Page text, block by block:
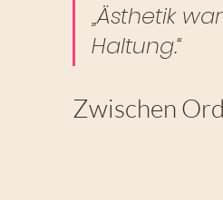
„Ästhetik
Haltung.“
Zwischen